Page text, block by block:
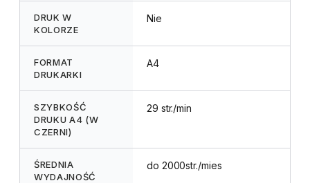
DRUK W
KOLORZE
Nie
FORMAT
DRUKARKI
A4
SZYBKOŚĆ
DRUKU A4 (W
CZERNI)
29 str./min
ŚREDNIA
WYDAJNOŚĆ
do 2000str./mies